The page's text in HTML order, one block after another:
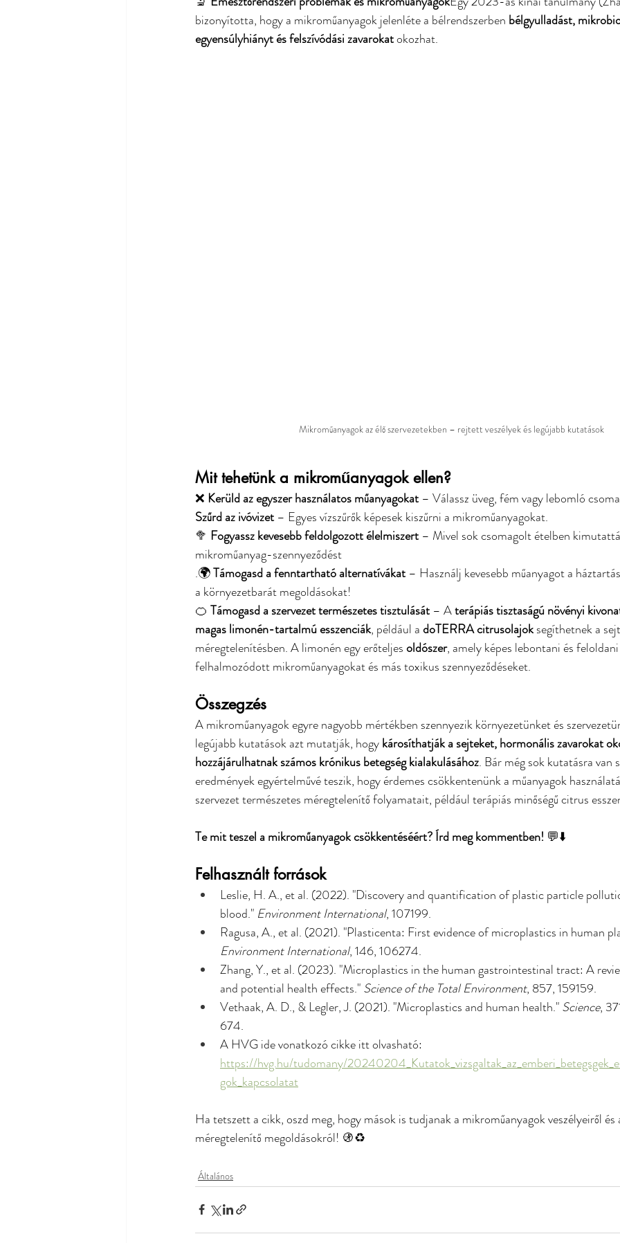
bizonyította, hogy a mikroműanyagok jelenléte a bélrendszerben bélgyulladást,
egyensúlyhiányt és felszívódási zavarokat okozhat.
Mikroműanyagok az élő szervezetekben – rejtett veszélyek és legújabb kutatások
Mit tehetünk a mikroműanyagok ellen?
❌ Kerüld az egyszer használatos műanyagokat – Válassz üveg, fém vagy lebomló
Szűrd az ivóvizet – Egyes vízszűrők képesek kiszűrni a mikroműanyagokat.
🥦 Fogyassz kevesebb feldolgozott élelmiszert – Mivel sok csomagolt ételben
mikroműanyag-szennyeződést
.🌍 Támogasd a fenntartható alternatívákat – Használj kevesebb műanyagot a
a környezetbarát megoldásokat!
🍊 Támogasd a szervezet természetes tisztulását – A terápiás tisztaságú növényi
magas limonén-tartalmú esszenciák, például a doTERRA citrusolajok segíthetnek a
méregtelenítésben. A limonén egy erőteljes oldószer, amely képes lebontani és
felhalmozódott mikroműanyagokat és más toxikus szennyeződéseket.
Összegzés
A mikroműanyagok egyre nagyobb mértékben szennyezik környezetünket és
legújabb kutatások azt mutatják, hogy károsíthatják a sejteket, hormonális zavarokat
hozzájárulhatnak számos krónikus betegség kialakulásához. Bár még sok kutatásra van
eredmények egyértelművé teszik, hogy érdemes csökkentenünk a műanyagok
szervezet természetes méregtelenítő folyamatait, például terápiás minőségű citrus
Te mit teszel a mikroműanyagok csökkentéséért? Írd meg kommentben! 💬⬇️
Felhasznált források
Leslie, H. A., et al. (2022). "Discovery and quantification of plastic particle
blood." Environment International, 107199.
Ragusa, A., et al. (2021). "Plasticenta: First evidence of microplastics in human
Environment International, 146, 106274.
Zhang, Y., et al. (2023). "Microplastics in the human gastrointestinal tract: A
and potential health effects." Science of the Total Environment, 857, 159159.
Vethaak, A. D., & Legler, J. (2021). "Microplastics and human health." Science,
674.
A HVG ide vonatkozó cikke itt olvasható:
https://hvg.hu/tudomany/
gok_kapcsolatat
Ha tetszett a cikk, oszd meg, hogy mások is tudjanak a mikroműanyagok veszélyeiről
méregtelenítő megoldásokról! 🚯♻️
Általános